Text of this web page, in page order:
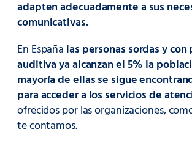
adapten adecuadamente a sus
comunicativas.
En España las personas sordas y
auditiva ya alcanzan el 5% la
mayoría de ellas se sigue
para acceder a los servicios de
ofrecidos por las organizaciones,
te contamos.